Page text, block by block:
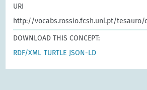
URI
http://vocabs.rossio.fcsh.unl.pt/tesauro/
DOWNLOAD THIS CONCEPT:
RDF/XML TURTLE JSON-LD